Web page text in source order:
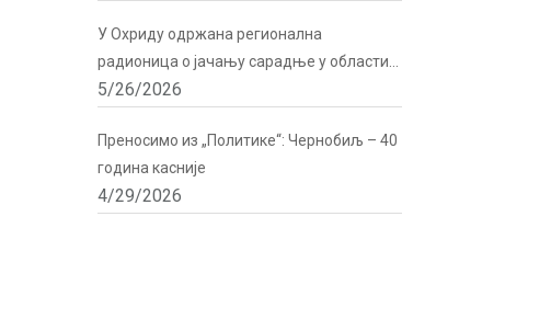
У Охриду одржана регионална
радионица о јачању сарадње у области
радијационе и нуклеарне сигурности
5/26/2026
Преносимо из „Политике“: Чернобиљ – 40
година касније
4/29/2026